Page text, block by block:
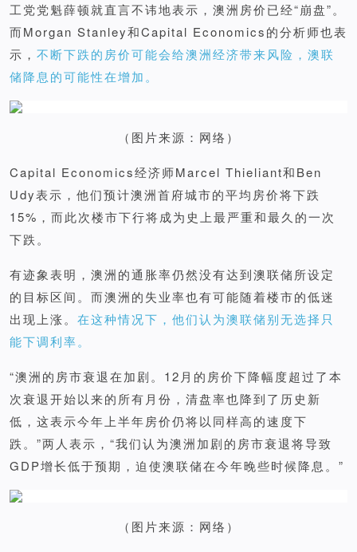
工党党魁薛顿就直言不讳地表示，澳洲房价已经“崩盘”。
而Morgan Stanley和Capital Economics的分析师也表
示， 不断下跌的房价可能会给澳洲经济带来风险，澳联
储降息的可能性在增加。
（图片来源：网络）
Capital Economics经济师Marcel Thieliant和Ben
Udy表示，他们预计澳洲首府城市的平均房价将下跌
15%，而此次楼市下行将成为史上最严重和最久的一次
下跌。
有迹象表明，澳洲的通胀率仍然没有达到澳联储所设定
的目标区间。而澳洲的失业率也有可能随着楼市的低迷
出现上涨。 在这种情况下，他们认为澳联储别无选择只
能下调利率。
“澳洲的房市衰退在加剧。12月的房价下降幅度超过了本
次衰退开始以来的所有月份，清盘率也降到了历史新
低，这表示今年上半年房价仍将以同样高的速度下
跌。”两人表示，“我们认为澳洲加剧的房市衰退将导致
GDP增长低于预期，迫使澳联储在今年晚些时候降息。”
（图片来源：网络）